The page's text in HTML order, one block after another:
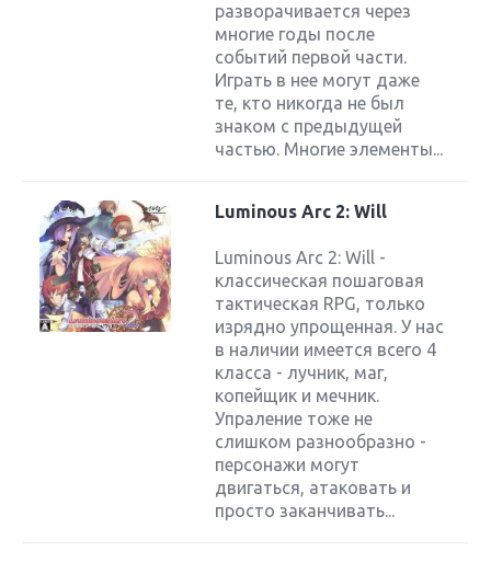
разворачивается через
многие годы после
событий первой части.
Играть в нее могут даже
те, кто никогда не был
знаком с предыдущей
частью. Многие элементы...
Luminous Arc 2: Will
Luminous Arc 2: Will -
классическая пошаговая
тактическая RPG, только
изрядно упрощенная. У нас
в наличии имеется всего 4
класса - лучник, маг,
копейщик и мечник.
Упраление тоже не
слишком разнообразно -
персонажи могут
двигаться, атаковать и
просто заканчивать...